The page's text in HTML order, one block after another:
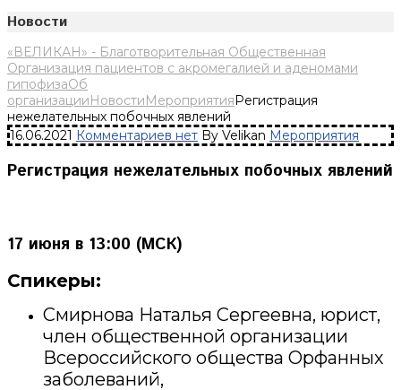
Новости
«ВЕЛИКАН» - Благотворительная Общественная
Организация пациентов с акромегалией и аденомами
гипофизаОб
организацииНовостиМероприятияРегистрация
нежелательных побочных явлений
16.06.2021 Комментариев нет By Velikan Мероприятия
Регистрация нежелательных побочных явлений
17 июня в 13:00 (МСК)
Спикеры:
Смирнова Наталья Сергеевна, юрист,
член общественной организации
Всероссийского общества Орфанных
заболеваний,